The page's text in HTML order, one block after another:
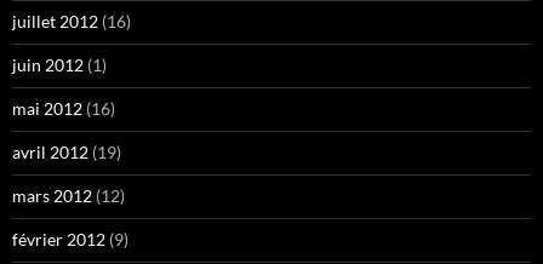
juillet 2012 (16)
juin 2012 (1)
mai 2012 (16)
avril 2012 (19)
mars 2012 (12)
février 2012 (9)